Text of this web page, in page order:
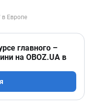
главного –
на OBOZ.UA в